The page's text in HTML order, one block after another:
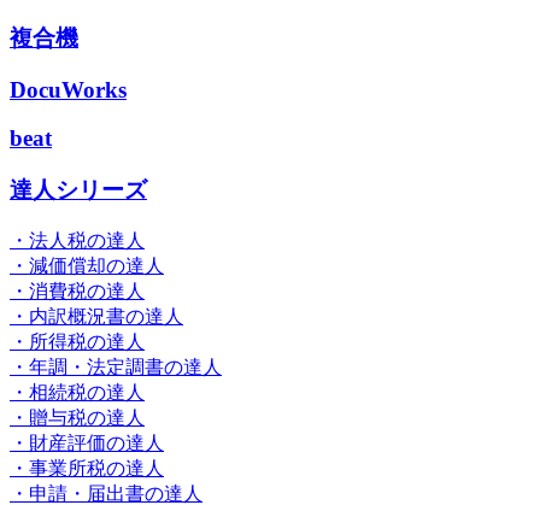
複合機
DocuWorks
beat
達人シリーズ
・法人税の達人
・減価償却の達人
・消費税の達人
・内訳概況書の達人
・所得税の達人
・年調・法定調書の達人
・相続税の達人
・贈与税の達人
・財産評価の達人
・事業所税の達人
・申請・届出書の達人